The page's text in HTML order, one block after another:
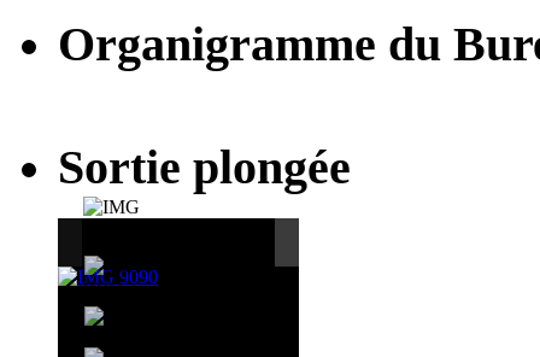
Organigramme du
Sortie plongée